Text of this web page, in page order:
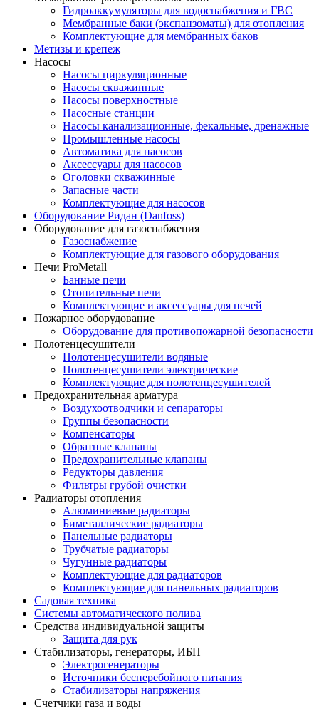
Гидроаккумуляторы для водоснабжения и ГВС
Мембранные баки (экспанзоматы) для отопления
Комплектующие для мембранных баков
Метизы и крепеж
Насосы
Насосы циркуляционные
Насосы скважинные
Насосы поверхностные
Насосные станции
Насосы канализационные, фекальные, дренажные
Промышленные насосы
Автоматика для насосов
Аксессуары для насосов
Оголовки скважинные
Запасные части
Комплектующие для насосов
Оборудование Ридан (Danfoss)
Оборудование для газоснабжения
Газоснабжение
Комплектующие для газового оборудования
Печи ProMetall
Банные печи
Отопительные печи
Комплектующие и аксессуары для печей
Пожарное оборудование
Оборудование для противопожарной безопасности
Полотенцесушители
Полотенцесушители водяные
Полотенцесушители электрические
Комплектующие для полотенцесушителей
Предохранительная арматура
Воздухоотводчики и сепараторы
Группы безопасности
Компенсаторы
Обратные клапаны
Предохранительные клапаны
Редукторы давления
Фильтры грубой очистки
Радиаторы отопления
Алюминиевые радиаторы
Биметаллические радиаторы
Панельные радиаторы
Трубчатые радиаторы
Чугунные радиаторы
Комплектующие для радиаторов
Комплектующие для панельных радиаторов
Садовая техника
Системы автоматического полива
Средства индивидуальной защиты
Защита для рук
Стабилизаторы, генераторы, ИБП
Электрогенераторы
Источники бесперебойного питания
Стабилизаторы напряжения
Счетчики газа и воды